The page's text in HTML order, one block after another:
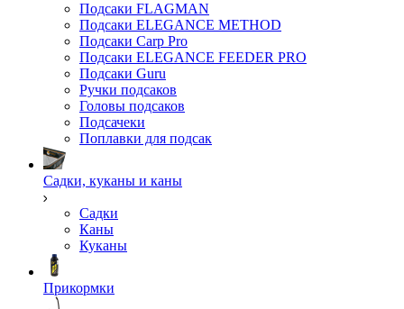
Подсаки FLAGMAN
Подсаки ELEGANCE METHOD
Подсаки Carp Pro
Подсаки ELEGANCE FEEDER PRO
Подсаки Guru
Ручки подсаков
Головы подсаков
Подсачеки
Поплавки для подсак
Садки, куканы и каны
Садки
Каны
Куканы
Прикормки